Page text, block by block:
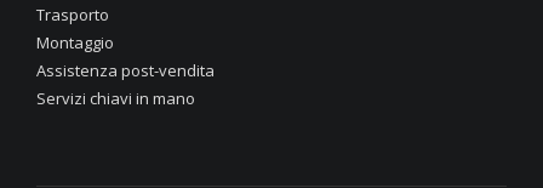
Trasporto
Montaggio
Assistenza post-vendita
Servizi chiavi in mano